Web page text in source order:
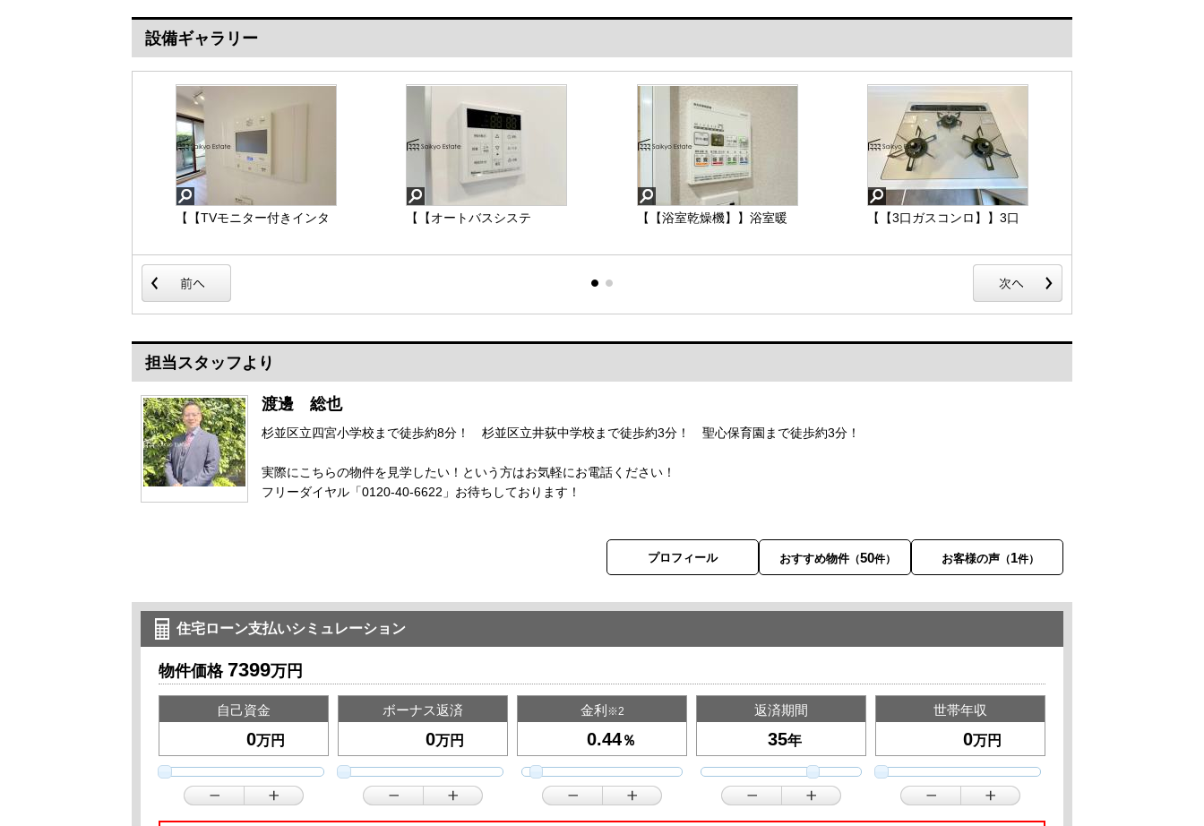
設備ギャラリー
【【TVモニター付きイン
ターホン】】
【【TVモニター付きインタ
インターホンは、玄関に行
かなくても誰が来たのか確
認でき、お子様のお留守番
も安心です。
【【オートバスシステ
【【オートバスシステ
度調整などを、キッチンな
【【浴室乾燥機】】
【【浴室乾燥機】】浴室暖
期、雨の日の洗濯物の乾燥
【【3口ガスコンロ】】
【【3口ガスコンロ】】3口
理が同時に作れて便利な
上、凹凸が少ないフラット
トップなのでお掃除も楽々
【【浄水器】】
【【浄水器】】浄水器をス
ワー式の水栓金具です。シ
ンクもスッキリ！
担当スタッフより
渡邊 総也
杉並区立四宮小学校まで徒歩約8分！ 杉並区立井荻中学校まで徒歩約3分！ 聖心保育園まで徒歩約3分！
実際にこちらの物件を見学したい！という方はお気軽にお電話ください！
フリーダイヤル「0120-40-6622」お待ちしております！
プロフィール おすすめ物件 （50件） お客様の声（1件）
住宅ローン支払いシミュレーション
物件価格 7399万円
自己資金
万円
ボーナス返済
万円
金利 ※2
％
返済期間
年
世帯年収
万円